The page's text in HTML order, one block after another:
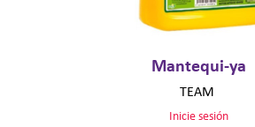
Mantequi-ya
TEAM
Inicie sesión